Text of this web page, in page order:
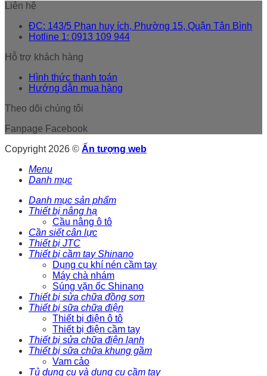
Liên hệ
ĐC: 143/5 Phan huy ích, Phường 15, Quận Tân Bình
Hotline 1: 0913 109 944
Hỗ trợ khách hàng
Hình thức thanh toán
Hướng dẫn mua hàng
Theo dõi chúng tôi
Fanpage Facebook
Copyright 2026 © Ấn tượng web
Menu
Danh mục
Danh mục sản phẩm
Thiết bị nâng hạ
Cầu nâng ô tô
Cần siết cân lực
Thiết bị JTC
Thiết bị cầm tay Shinano
Dụng cụ khí nén cầm tay
Máy chà nhám
Súng vặn ốc Shinano
Thiết bị sửa chữa đồng sơn
Thiết bị sữa chữa điện
Thiết bị điện ô tô
Thiết bị điện cầm tay
Thiết bị sửa chữa điện lạnh
Thiết bị sữa chữa khung gầm
Vam cảo
Tủ dụng cụ và dụng cụ cầm tay